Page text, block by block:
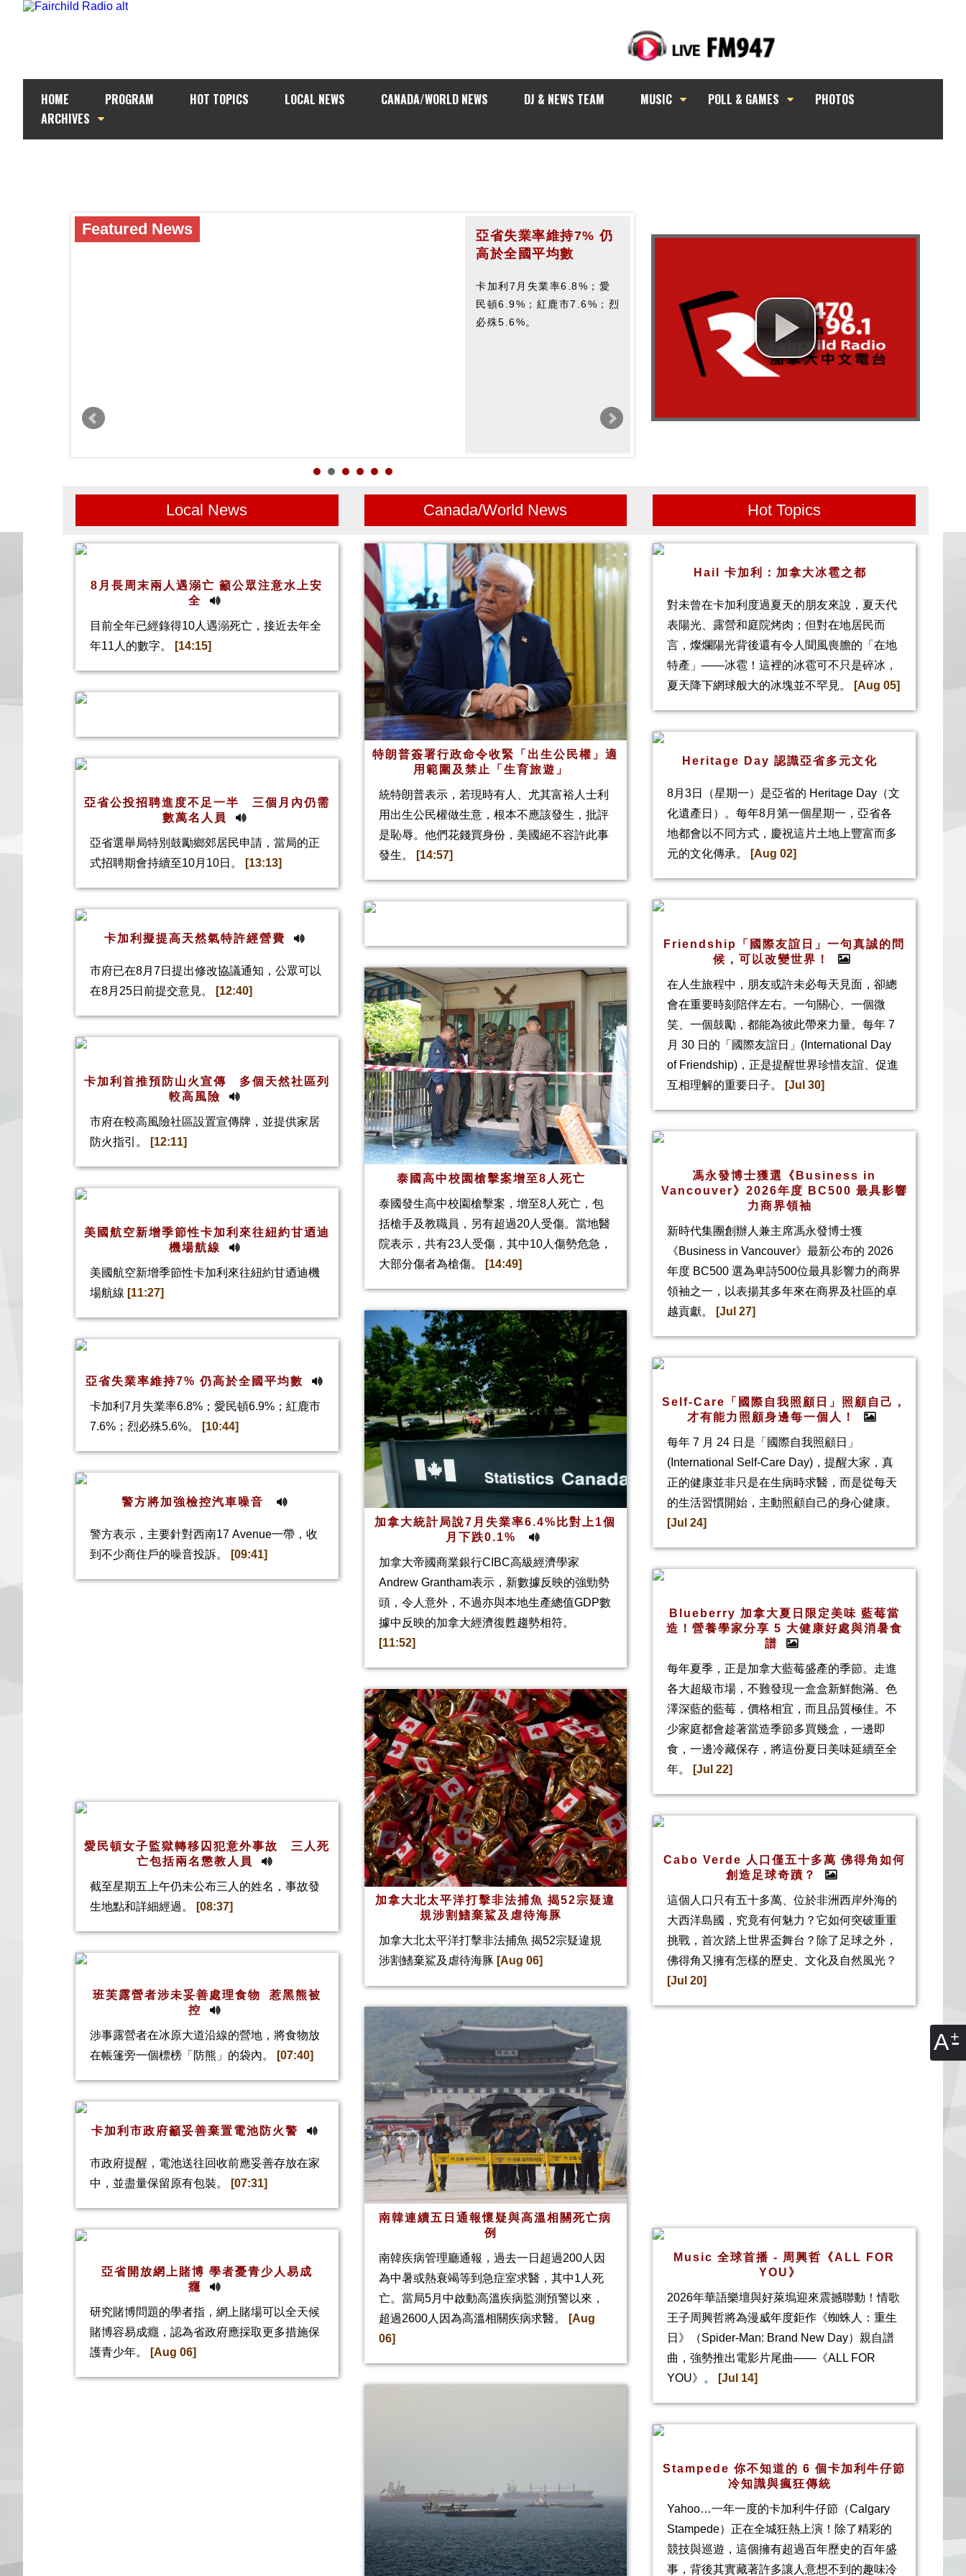
A
HOME PROGRAM HOT TOPICS LOCAL NEWS CANADA/WORLD NEWS DJ & NEWS TEAM MUSIC POLL & GAMES
PHOTOS
ARCHIVES
Featured News
亞省失業率維持7% 仍
高於全國平均數
卡加利7月失業率6.8%；愛
民頓6.9%；紅鹿市7.6%；烈
必殊5.6%。
Featured News
警方將加強檢控汽車噪
音
警方表示，主要針對西南17
Avenue一帶，收到不少商住
戶的噪音投訴。
Local News Canada/World News Hot Topics
8月長周末兩人遇溺亡 籲公眾注意水上安
全
目前全年已經錄得10人遇溺死亡，接近去年全
年11人的數字。
[14:15]
亞省公投招聘進度不足一半 三個月內仍需
數萬名人員
亞省選舉局特別鼓勵鄉郊居民申請，當局的正
式招聘期會持續至10月10日。
[13:13]
卡加利擬提高天然氣特許經營費
市府已在8月7日提出修改協議通知，公眾可以
在8月25日前提交意見。
[12:40]
卡加利首推預防山火宣傳 多個天然社區列
較高風險
市府在較高風險社區設置宣傳牌，並提供家居
防火指引。
[12:11]
美國航空新增季節性卡加利來往紐約甘迺迪
機場航線
美國航空新增季節性卡加利來往紐約甘迺迪機
場航線 [11:27]
亞省失業率維持7% 仍高於全國平均數
卡加利7月失業率6.8%；愛民頓6.9%；紅鹿市
7.6%；烈必殊5.6%。
[10:44]
警方將加強檢控汽車噪音
警方表示，主要針對西南17 Avenue一帶，收
到不少商住戶的噪音投訴。
[09:41]
愛民頓女子監獄轉移囚犯意外事故 三人死
亡包括兩名懲教人員
截至星期五上午仍未公布三人的姓名，事故發
生地點和詳細經過。
[08:37]
班芙露營者涉未妥善處理食物 惹黑熊被
控
涉事露營者在冰原大道沿線的營地，將食物放
在帳篷旁一個標榜「防熊」的袋內。
[07:40]
卡加利市政府籲妥善棄置電池防火警
市政府提醒，電池送往回收前應妥善存放在家
中，並盡量保留原有包裝。
[07:31]
亞省開放網上賭博 學者憂青少人易成
癮
研究賭博問題的學者指，網上賭場可以全天候
賭博容易成癮，認為省政府應採取更多措施保
護青少年。
[Aug 06]
特朗普簽署行政命令收緊「出生公民權」適
用範圍及禁止「生育旅遊」
統特朗普表示，若現時有人、尤其富裕人士利
用出生公民權做生意，根本不應該發生，批評
是恥辱。他們花錢買身份，美國絕不容許此事
發生。
[14:57]
泰國高中校園槍擊案增至8人死亡
泰國發生高中校園槍擊案，增至8人死亡，包
括槍手及教職員，另有超過20人受傷。當地醫
院表示，共有23人受傷，其中10人傷勢危急，
大部分傷者為槍傷。
[14:49]
加拿大統計局說7月失業率6.4%比對上1個
月下跌0.1%
加拿大帝國商業銀行CIBC高級經濟學家
Andrew Grantham表示，新數據反映的強勁勢
頭，令人意外，不過亦與本地生產總值GDP數
據中反映的加拿大經濟復甦趨勢相符。
[11:52]
加拿大北太平洋打擊非法捕魚 揭52宗疑違
規涉割鰭棄鯊及虐待海豚
加拿大北太平洋打擊非法捕魚 揭52宗疑違規
涉割鰭棄鯊及虐待海豚 [Aug 06]
南韓連續五日通報懷疑與高溫相關死亡病
例
南韓疾病管理廳通報，過去一日超過200人因
為中暑或熱衰竭等到急症室求醫，其中1人死
亡。當局5月中啟動高溫疾病監測預警以來，
超過2600人因為高溫相關疾病求醫。
[Aug
06]
Hail 卡加利：加拿大冰雹之都
對未曾在卡加利度過夏天的朋友來說，夏天代
表陽光、露營和庭院烤肉；但對在地居民而
言，燦爛陽光背後還有令人聞風喪膽的「在地
特產」——冰雹！這裡的冰雹可不只是碎冰，
夏天降下網球般大的冰塊並不罕見。
[Aug 05]
Heritage Day 認識亞省多元文化
8月3日（星期一）是亞省的 Heritage Day（文
化遺產日）。每年8月第一個星期一，亞省各
地都會以不同方式，慶祝這片土地上豐富而多
元的文化傳承。
[Aug 02]
Friendship「國際友誼日」一句真誠的問
候，可以改變世界！
在人生旅程中，朋友或許未必每天見面，卻總
會在重要時刻陪伴左右。一句關心、一個微
笑、一個鼓勵，都能為彼此帶來力量。每年 7
月 30 日的「國際友誼日」(International Day
of Friendship)，正是提醒世界珍惜友誼、促進
互相理解的重要日子。
[Jul 30]
馮永發博士獲選《Business in
Vancouver》2026年度 BC500 最具影響
力商界領袖
新時代集團創辦人兼主席馮永發博士獲
《Business in Vancouver》最新公布的 2026
年度 BC500 選為卑詩500位最具影響力的商界
領袖之一，以表揚其多年來在商界及社區的卓
越貢獻。
[Jul 27]
Self-Care「國際自我照顧日」照顧自己，
才有能力照顧身邊每一個人！
每年 7 月 24 日是「國際自我照顧日」
(International Self-Care Day)，提醒大家，真
正的健康並非只是在生病時求醫，而是從每天
的生活習慣開始，主動照顧自己的身心健康。
[Jul 24]
Blueberry 加拿大夏日限定美味 藍莓當
造！營養學家分享 5 大健康好處與消暑食
譜
每年夏季，正是加拿大藍莓盛產的季節。走進
各大超級市場，不難發現一盒盒新鮮飽滿、色
澤深藍的藍莓，價格相宜，而且品質極佳。不
少家庭都會趁著當造季節多買幾盒，一邊即
食，一邊冷藏保存，將這份夏日美味延續至全
年。
[Jul 22]
Cabo Verde 人口僅五十多萬 佛得角如何
創造足球奇蹟？
這個人口只有五十多萬、位於非洲西岸外海的
大西洋島國，究竟有何魅力？它如何突破重重
挑戰，首次踏上世界盃舞台？除了足球之外，
佛得角又擁有怎樣的歷史、文化及自然風光？
[Jul 20]
Music 全球首播 - 周興哲《ALL FOR
YOU》
2026年華語樂壇與好萊塢迎來震撼聯動！情歌
王子周興哲將為漫威年度鉅作《蜘蛛人：重生
日》（Spider-Man: Brand New Day）親自譜
曲，強勢推出電影片尾曲——《ALL FOR
YOU》。
[Jul 14]
Stampede 你不知道的 6 個卡加利牛仔節
冷知識與瘋狂傳統
Yahoo…一年一度的卡加利牛仔節（Calgary
Stampede）正在全城狂熱上演！除了精彩的
競技與巡遊，這個擁有超過百年歷史的百年盛
事，背後其實藏著許多讓人意想不到的趣味冷